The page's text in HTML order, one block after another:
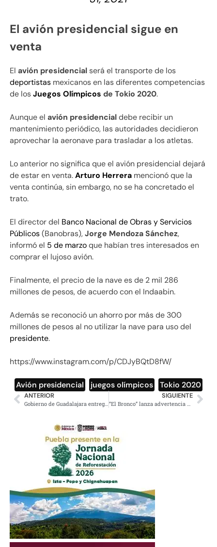
El avión presidencial sigue en
venta
El avión presidencialserá el transporte de los
deportistas mexicanos en las diferentes competencias
de losJuegos Olímpicos de Tokio 2020.
Aunque el avión presidencialdebe recibir un
mantenimiento periódico, las autoridades decidieron
aprovechar la aeronave para trasladar a los atletas.
Lo anterior no significa que el avión presidencial dejará
de estar en venta.Arturo Herrera mencionó que la
venta continúa, sin embargo, no se ha concretado el
trato.
El director del Banco Nacional de Obras y Servicios
Públicos(Banobras),Jorge Mendoza Sánchez,
informó el 5 de marzoque habían tres interesados en
comprar el lujoso avión.
Finalmente, el precio de la nave es de 2 mil 286
millones de pesos, de acuerdo con el Indaabin.
Además se reconoció un ahorro por más de 300
millones de pesos al no utilizar la nave para uso del
presidente.
https://www.instagram.com/p/CDJyBQtD8fW/
Avión presidencial juegos olímpicos Tokio 2020
ANTERIOR SIGUIENTE